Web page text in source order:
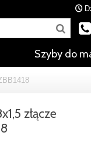
Szyby do
złącze